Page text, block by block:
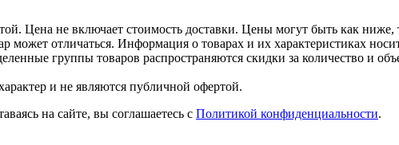
Цена не включает стоимость доставки. Цены могут быть как
может отличаться. Информация о товарах и их характеристиках
группы товаров распространяются скидки за количество и
и не являются публичной офертой.
на сайте, вы соглашаетесь с Политикой конфиденциальности.